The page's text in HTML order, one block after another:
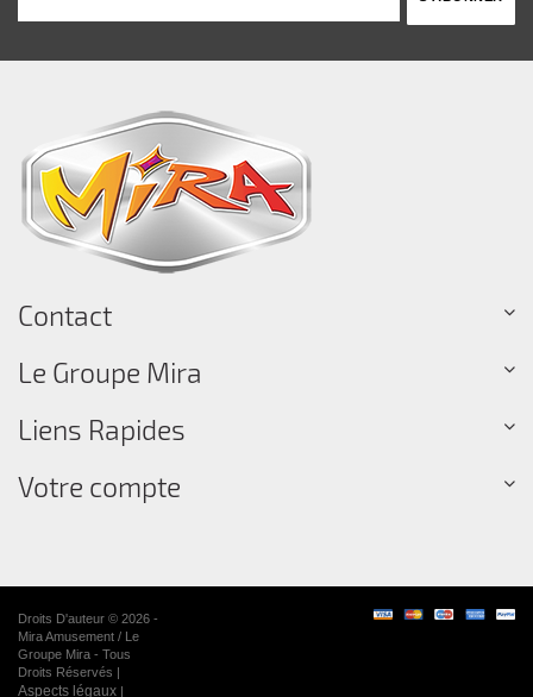
Contact
Le Groupe Mira
Liens Rapides
Votre compte
Droits D'auteur © 2026 -
Mira Amusement / Le
Groupe Mira - Tous
Droits Réservés |
Aspects légaux |